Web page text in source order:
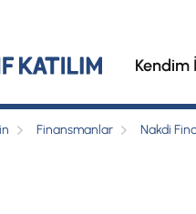
Kendim
Finansmanlar Nakdi